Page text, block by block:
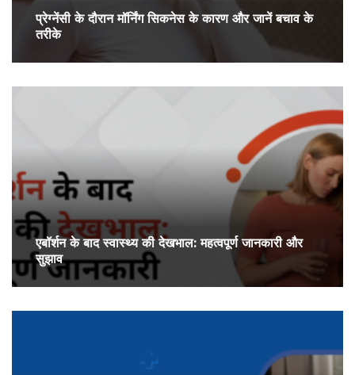
प्रेग्‍नेंसी के दौरान मॉर्निंग सिकनेस के कारण और जानें बचाव के
तरीके
एबॉर्शन के बाद स्वास्थ्य की देखभाल: महत्वपूर्ण जानकारी और
सुझाव